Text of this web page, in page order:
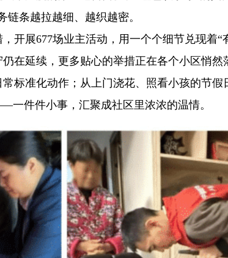
条越拉越细、越织越密。
开展677场业主活动，用一个个细节兑现着“
在延续，更多贴心的举措正在各个小区悄然
标准化动作；从上门浇花、照看小孩的节假
件件小事，汇聚成社区里浓浓的温情。